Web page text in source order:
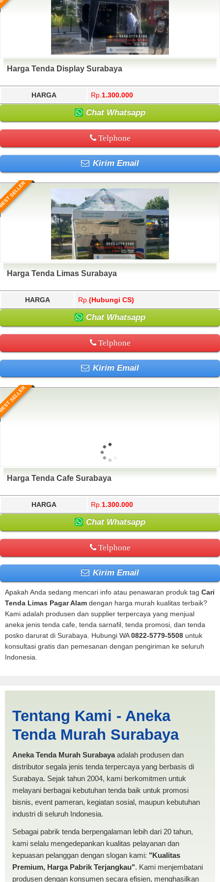
Harga Tenda Display Surabaya
HARGA Rp. 1.300.000
Chat Whatsapp
Telphone
Kirim Email
SELLER
Harga Tenda Limas Surabaya
HARGA Rp. (Hubungi CS)
Chat Whatsapp
Telphone
Kirim Email
SELLER
Harga Tenda Cafe Surabaya
HARGA Rp. 1.300.000
Chat Whatsapp
Telphone
Kirim Email
Apakah Anda sedang mencari info atau penawaran produk tag Cari
Tenda Limas Pagar Alam dengan harga murah kualitas terbaik?
Kami adalah produsen dan supplier terpercaya yang menjual
aneka jenis tenda cafe, tenda sarnafil, tenda promosi, dan tenda
posko darurat di Surabaya. Hubungi WA0822-5779-5508 untuk
konsultasi gratis dan pemesanan dengan pengiriman ke seluruh
Indonesia.
Alam | PRODUKSI ANEKA
TENDA MURAH
Tentang Kami - Aneka
Tenda Murah Surabaya
Aneka Tenda Murah Surabayaadalah produsen dan
distributor segala jenis tenda terpercaya yang berbasis di
Surabaya. Sejak tahun 2004, kami berkomitmen untuk
melayani berbagai kebutuhan tenda baik untuk promosi
bisnis, event pameran, kegiatan sosial, maupun kebutuhan
industri di seluruh Indonesia.
Sebagai pabrik tenda berpengalaman lebih dari 20 tahun,
kami selalu mengedepankan kualitas pelayanan dan
kepuasan pelanggan dengan slogan kami: "Kualitas
Premium, Harga Pabrik Terjangkau". Kami menjembatani
produsen dengan konsumen secara efisien, menghasilkan